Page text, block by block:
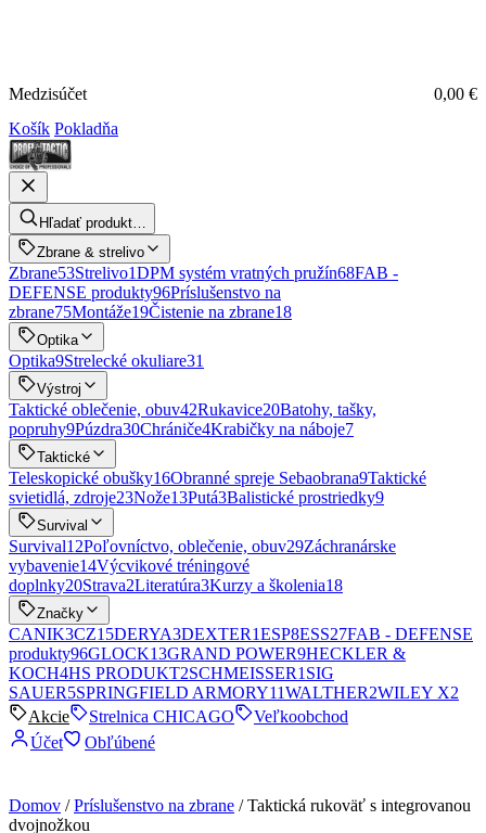
Medzisúčet 0,00 €
Košík Pokladňa
Hľadať produkt…
Zbrane & strelivo
Zbrane53Strelivo1DPM systém vratných pružín68FAB -
DEFENSE produkty96Príslušenstvo na
zbrane75Montáže19Čistenie na zbrane18
Optika
Optika9Strelecké okuliare31
Výstroj
Taktické oblečenie, obuv42Rukavice20Batohy, tašky,
popruhy9Púzdra30Chrániče4Krabičky na náboje7
Taktické
Teleskopické obušky16Obranné spreje Sebaobrana9Taktické
svietidlá, zdroje23Nože13Putá3Balistické prostriedky9
Survival
Survival12Poľovníctvo, oblečenie, obuv29Záchranárske
vybavenie14Výcvikové tréningové
doplnky20Strava2Literatúra3Kurzy a školenia18
Značky
CANIK3CZ15DERYA3DEXTER1ESP8ESS27FAB - DEFENSE
produkty96GLOCK13GRAND POWER9HECKLER &
KOCH4HS PRODUKT2SCHMEISSER1 SIG
SAUER5SPRINGFIELD ARMORY11WALTHER2WILEY X2
Akcie
Strelnica CHICAGO
Veľkoobchod
Účet
Obľúbené
Domov /Príslušenstvo na zbrane / Taktická rukoväť s integrovanou
dvojnožkou